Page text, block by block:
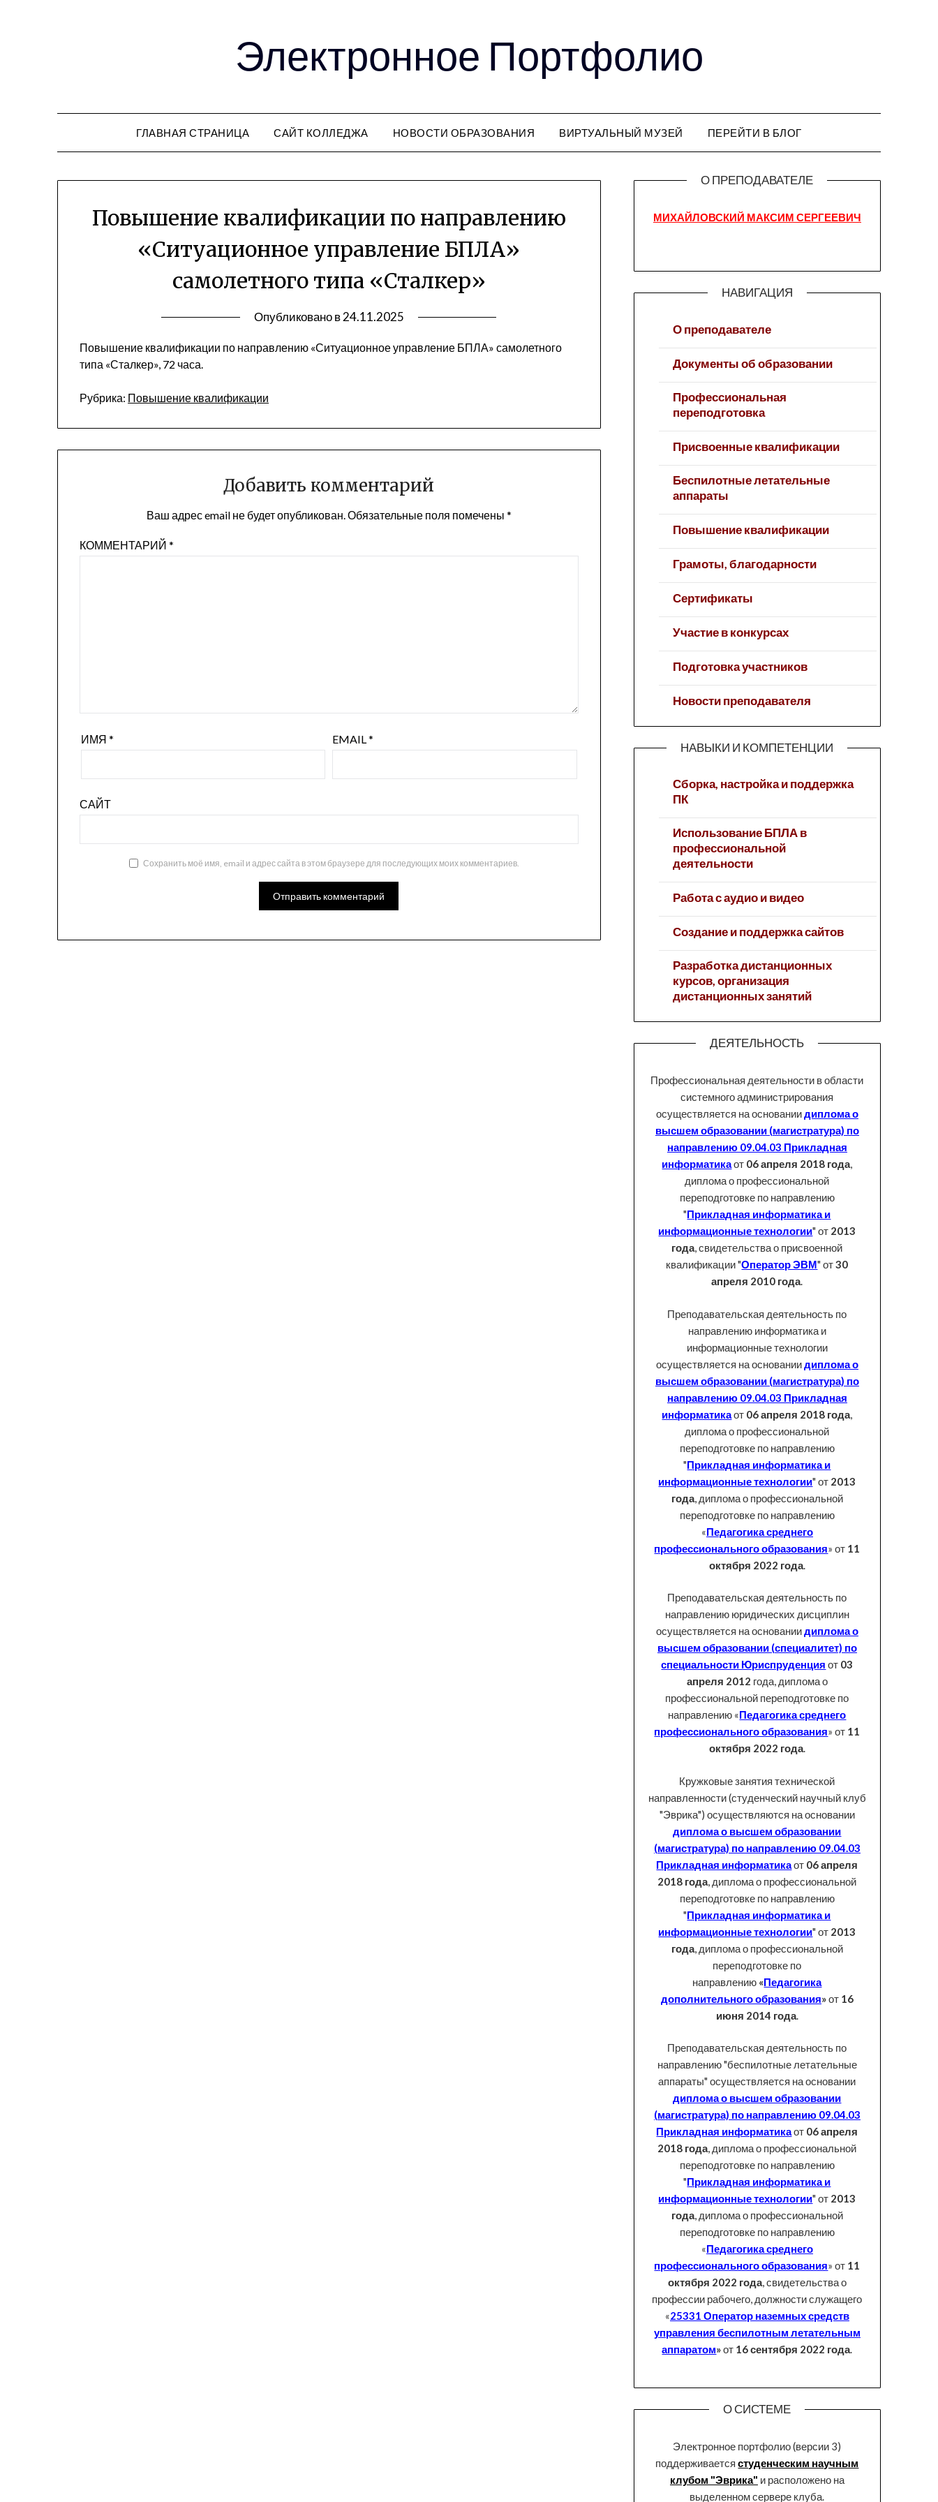
Электронное Портфолио
ГЛАВНАЯ СТРАНИЦА САЙТ КОЛЛЕДЖА НОВОСТИ ОБРАЗОВАНИЯ ВИРТУАЛЬНЫЙ МУЗЕЙ ПЕРЕЙТИ В БЛОГ
Повышение квалификации по направлению
«Ситуационное управление БПЛА»
самолетного типа «Сталкер»
Опубликовано в24.11.2025
Повышение квалификации по направлению «Ситуационное управление БПЛА» самолетного
типа «Сталкер», 72 часа.
Рубрика: Повышение квалификации
Добавить комментарий
Ваш адрес email не будет опубликован.Обязательные поля помечены *
КОММЕНТАРИЙ*
ИМЯ* EMAIL*
САЙТ
Сохранить моё имя, email и адрес сайта в этом браузере для последующих моих комментариев.
О ПРЕПОДАВАТЕЛЕ
МИХАЙЛОВСКИЙ МАКСИМ СЕРГЕЕВИЧ
НАВИГАЦИЯ
О преподавателе
Документы об образовании
Профессиональная
переподготовка
Присвоенные квалификации
Беспилотные летательные
аппараты
Повышение квалификации
Грамоты, благодарности
Сертификаты
Участие в конкурсах
Подготовка участников
Новости преподавателя
НАВЫКИ И КОМПЕТЕНЦИИ
Сборка, настройка и поддержка
ПК
Использование БПЛА в
профессиональной
деятельности
Работа с аудио и видео
Создание и поддержка сайтов
Разработка дистанционных
курсов, организация
дистанционных занятий
ДЕЯТЕЛЬНОСТЬ
Профессиональная деятельности в области
системного администрирования
осуществляется на основаниидиплома о
высшем образовании (магистратура) по
направлению 09.04.03 Прикладная
информатикаот 06 апреля 2018 года,
диплома о профессиональной
переподготовке по направлению
"Прикладная информатика и
информационные технологии" от 2013
года, свидетельства о присвоенной
квалификации "Оператор ЭВМ" от30
апреля 2010 года.
Преподавательская деятельность по
направлению информатика и
информационные технологии
осуществляется на основании диплома о
высшем образовании (магистратура) по
направлению 09.04.03 Прикладная
информатикаот 06 апреля 2018 года
диплома о профессиональной
переподготовке по направлению
"Прикладная информатика и
информационные технологии" от 2013
года, диплома о профессиональной
переподготовке по направлению
«Педагогика среднего
профессионального образования» от 11
октября 2022 года.
Преподавательская деятельность по
направлению юридических дисциплин
осуществляется на основаниидиплома о
высшем образовании (специалитет) по
специальности Юриспруденция от 03
апреля 2012 года, диплома о
профессиональной переподготовке по
направлению «Педагогика среднего
профессионального образования» от 11
октября 2022 года.
Кружковые занятия технической
направленности (студенческий научный клуб
"Эврика") осуществляются на основании
диплома о высшем образовании
(магистратура) по направлению 09.04.03
Прикладная информатикаот 06 апреля
2018 года , диплома о профессиональной
переподготовке по направлению
"Прикладная информатика и
информационные технологии" от 2013
года, диплома о профессиональной
переподготовке по
направлению «Педагогика
дополнительного образования»от 16
июня 2014 года.
Преподавательская деятельность по
направлению "беспилотные летательные
аппараты" осуществляется на основании
диплома о высшем образовании
(магистратура) по направлению 09.04.03
Прикладная информатикаот 06 апреля
2018 года, диплома о профессиональной
переподготовке по направлению
"Прикладная информатика и
информационные технологии" от 2013
года, диплома о профессиональной
переподготовке по направлению
«Педагогика среднего
профессионального образования» от 11
октября 2022 года, свидетельства о
профессии рабочего, должности служащего
«25331 Оператор наземных средств
управления беспилотным летательным
аппаратом»от 16 сентября 2022 года.
О СИСТЕМЕ
Электронное портфолио (версии 3)
поддерживаетсястуденческим научным
клубом "Эврика" и расположено на
выделенном сервере клуба.